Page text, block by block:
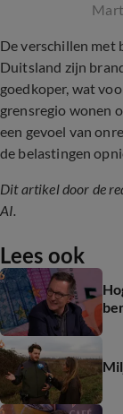
De verschillen met
Duitsland zijn
goedkoper, wat
grensregio wonen
een gevoel van
de belastingen
Dit artikel door de
AI.
Lees ook